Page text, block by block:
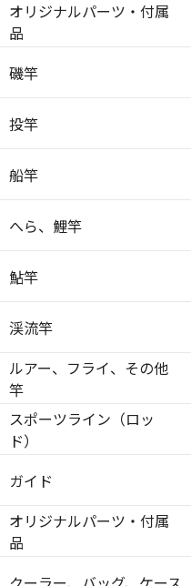
オリジナルパーツ・付属
品
磯竿
投竿
船竿
へら、鯉竿
鮎竿
渓流竿
ルアー、フライ、その他
竿
スポーツライン（ロッ
ド）
ガイド
オリジナルパーツ・付属
品